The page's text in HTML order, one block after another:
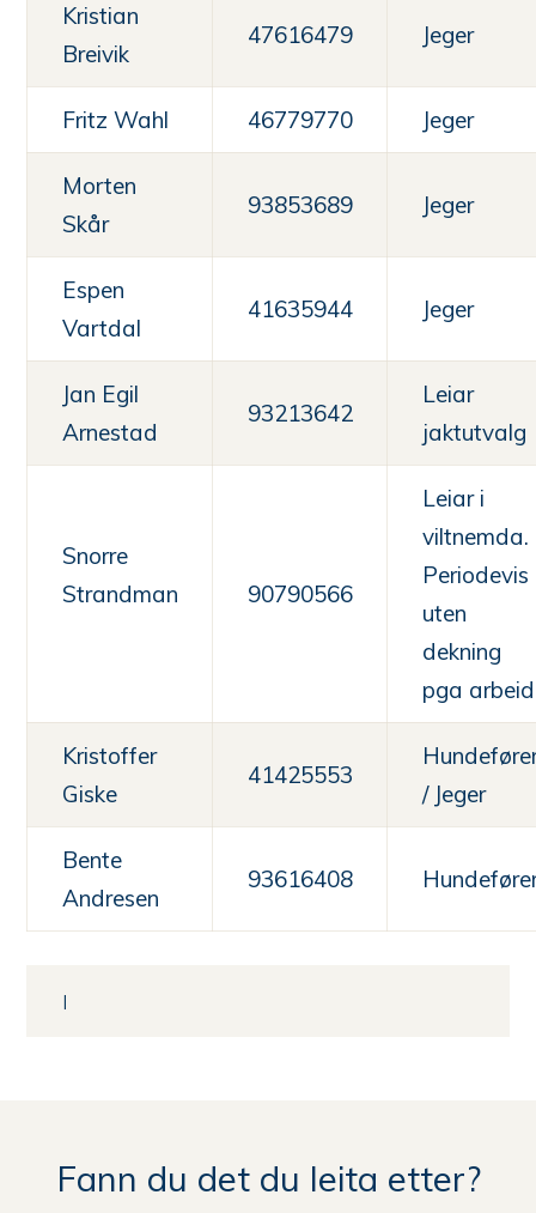
Kristian
Breivik
47616479 Jeger
Fritz Wahl 46779770 Jeger
Morten
Skår
93853689 Jeger
Espen
Vartdal
41635944 Jeger
Jan Egil
Arnestad
93213642
Leiar
jaktutvalg
Snorre
Strandman
90790566
Leiar i
viltnemda.
Periodevis
uten
dekning
pga arbeid
Kristoffer
Giske
41425553
/ Jeger
Bente
Andresen
93616408
Fann du det du leita etter?